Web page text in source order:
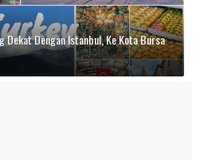
Dengan Istanbul, Ke Kota Bursa